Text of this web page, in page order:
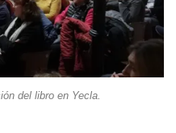
del libro en Yecla.